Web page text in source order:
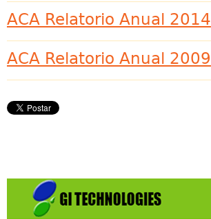
ACA Relatorio Anual 2014
ACA Relatorio Anual 2009